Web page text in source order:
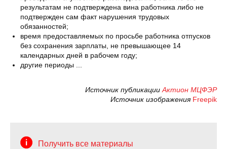
результатам не подтверждена вина работника либо не
подтвержден сам факт нарушения трудовых
обязанностей;
время предоставляемых по просьбе работника отпусков
без сохранения зарплаты, не превышающее 14
календарных дней в рабочем году;
другие периоды ...
Источник публикацииАктион МЦФЭР
Источник изображения Freepik
Получить все материалы